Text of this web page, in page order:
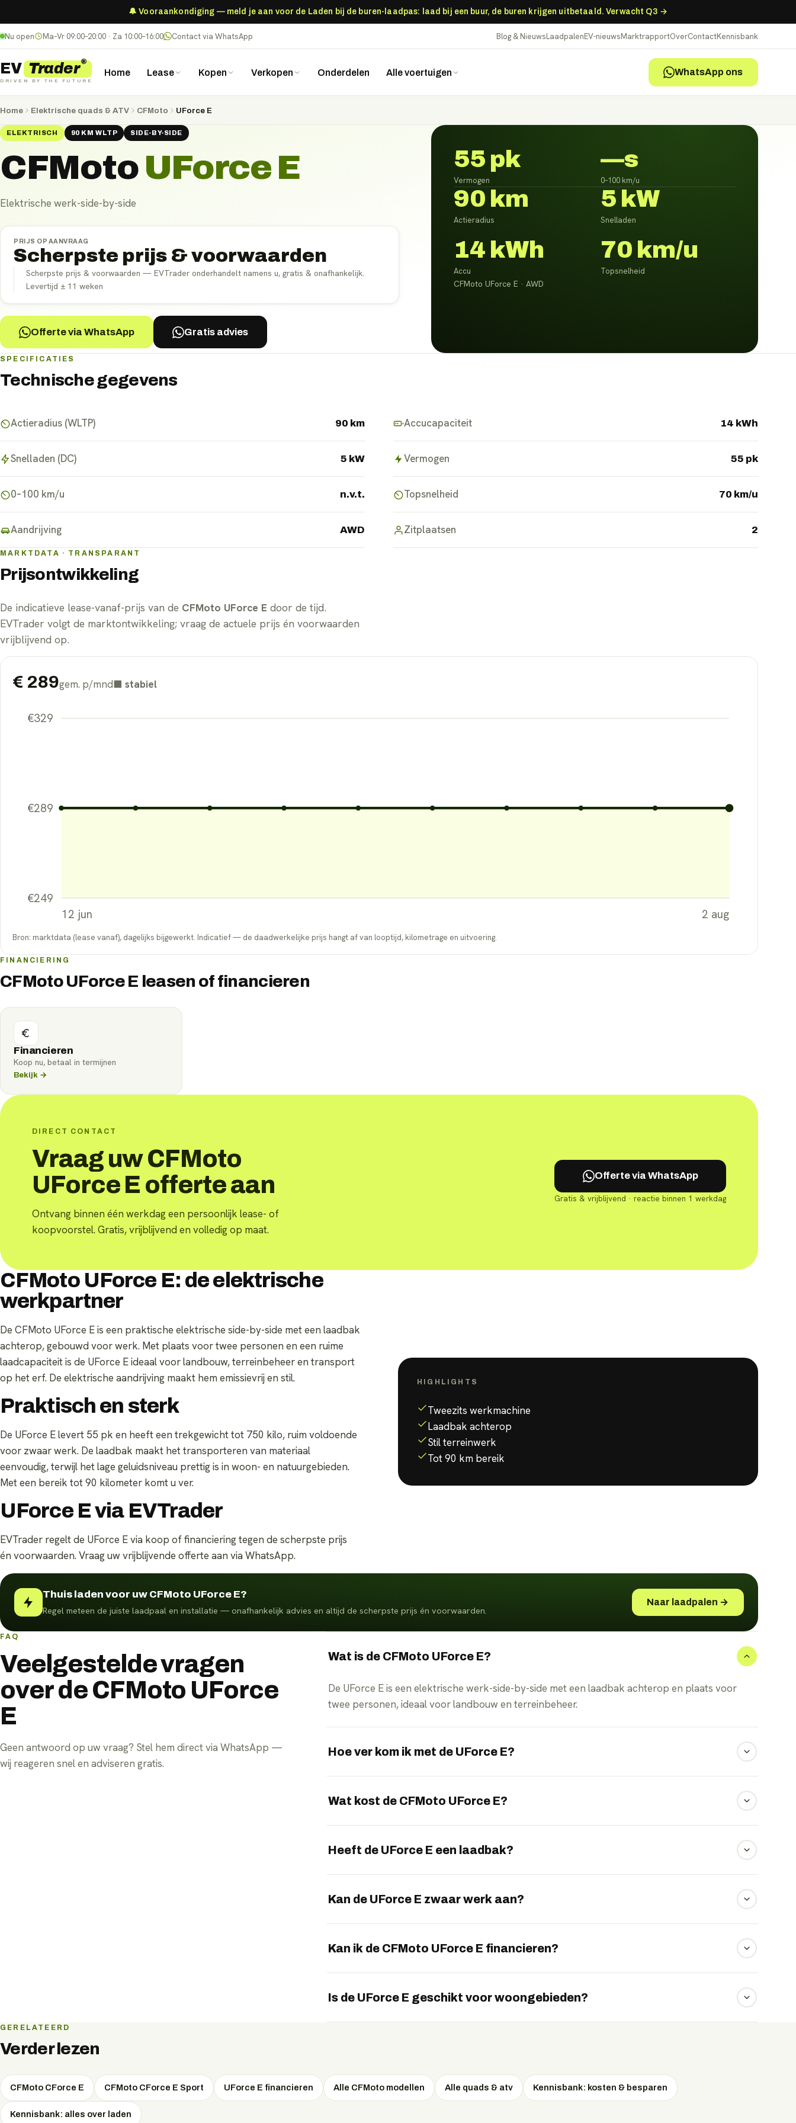
🔔 Vooraankondiging — meld je aan voor de Laden bij de buren-laadpas: laad bij een buur, de buren krijgen uitbetaald. Verwacht Q3 →
Nu open Ma–Vr 09:00–20:00 · Za 10:00–16:00 Contact via WhatsApp Blog & NieuwsLaadpalenEV-nieuwsMarktrapportOverContactKennisbank
EV Trader®
DRIVEN BY THE FUTURE
Home Lease Kopen Verkopen Onderdelen Alle voertuigen WhatsApp ons
Home Elektrische quads & ATV CFMoto UForce E
ELEKTRISCH 90 KM WLTP SIDE-BY-SIDE
CFMoto UForce E
Elektrische werk-side-by-side
PRIJS OP AANVRAAG
Scherpste prijs & voorwaarden
Scherpste prijs & voorwaarden — EVTrader onderhandelt namens u, gratis & onafhankelijk.
Levertijd ± 11 weken
Offerte via WhatsApp Gratis advies
55 pk
Vermogen
—s
0–100 km/u
90 km
Actieradius
5 kW
Snelladen
14 kWh
Accu
70 km/u
Topsnelheid
CFMoto UForce E · AWD
SPECIFICATIES
Technische gegevens
Actieradius (WLTP) 90 km Accucapaciteit 14 kWh
Snelladen (DC) 5 kW Vermogen 55 pk
0–100 km/u n.v.t. Topsnelheid 70 km/u
Aandrijving AWD Zitplaatsen 2
MARKTDATA · TRANSPARANT
Prijsontwikkeling
De indicatieve lease-vanaf-prijs van de CFMoto UForce E door de tijd.
EVTrader volgt de marktontwikkeling; vraag de actuele prijs én voorwaarden
vrijblijvend op.
€ 289gem. p/mnd■ stabiel
€329
€289
€249
12 jun 2 aug
Bron: marktdata (lease vanaf), dagelijks bijgewerkt. Indicatief — de daadwerkelijke prijs hangt af van looptijd, kilometrage en uitvoering.
FINANCIERING
CFMoto UForce E leasen of financieren
Financieren
Koop nu, betaal in termijnen
Bekijk →
DIRECT CONTACT
Vraag uw CFMoto
UForce E offerte aan
Ontvang binnen één werkdag een persoonlijk lease- of
koopvoorstel. Gratis, vrijblijvend en volledig op maat.
Offerte via WhatsApp
Gratis & vrijblijvend · reactie binnen 1 werkdag
CFMoto UForce E: de elektrische
werkpartner
De CFMoto UForce E is een praktische elektrische side-by-side met een laadbak
achterop, gebouwd voor werk. Met plaats voor twee personen en een ruime
laadcapaciteit is de UForce E ideaal voor landbouw, terreinbeheer en transport
op het erf. De elektrische aandrijving maakt hem emissievrij en stil.
Praktisch en sterk
De UForce E levert 55 pk en heeft een trekgewicht tot 750 kilo, ruim voldoende
voor zwaar werk. De laadbak maakt het transporteren van materiaal
eenvoudig, terwijl het lage geluidsniveau prettig is in woon- en natuurgebieden.
Met een bereik tot 90 kilometer komt u ver.
UForce E via EVTrader
EVTrader regelt de UForce E via koop of financiering tegen de scherpste prijs
én voorwaarden. Vraag uw vrijblijvende offerte aan via WhatsApp.
HIGHLIGHTS
Tweezits werkmachine
Laadbak achterop
Stil terreinwerk
Tot 90 km bereik
Thuis laden voor uw CFMoto UForce E?
Regel meteen de juiste laadpaal en installatie — onafhankelijk advies en altijd de scherpste prijs én voorwaarden.
Naar laadpalen →
FAQ
Veelgestelde vragen
over de CFMoto UForce
E
Geen antwoord op uw vraag? Stel hem direct via WhatsApp —
wij reageren snel en adviseren gratis.
Wat is de CFMoto UForce E?
De UForce E is een elektrische werk-side-by-side met een laadbak achterop en plaats voor
twee personen, ideaal voor landbouw en terreinbeheer.
Hoe ver kom ik met de UForce E?
Wat kost de CFMoto UForce E?
vergelijkt onafhankelijk en regelt altijd de scherpste prijs én voorwaarden voor u. Vraag
Heeft de UForce E een laadbak?
Kan de UForce E zwaar werk aan?
Kan ik de CFMoto UForce E financieren?
Is de UForce E geschikt voor woongebieden?
GERELATEERD
Verder lezen
CFMoto CForce E CFMoto CForce E Sport UForce E financieren Alle CFMoto modellen Alle quads & atv Kennisbank: kosten & besparen
Kennisbank: alles over laden